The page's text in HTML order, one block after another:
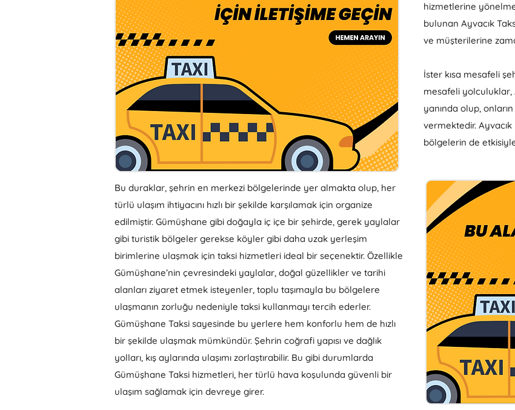
Bu duraklar, şehrin en merkezi bölgelerinde yer almakta olup, her
türlü ulaşım ihtiyacını hızlı bir şekilde karşılamak için organize
edilmiştir. Gümüşhane gibi doğayla iç içe bir şehirde, gerek yaylalar
gibi turistik bölgeler gerekse köyler gibi daha uzak yerleşim
birimlerine ulaşmak için taksi hizmetleri ideal bir seçenektir. Özellikle
Gümüşhane’nin çevresindeki yaylalar, doğal güzellikler ve tarihi
alanları ziyaret etmek isteyenler, toplu taşımayla bu bölgelere
ulaşmanın zorluğu nedeniyle taksi kullanmayı tercih ederler.
Gümüşhane Taksi sayesinde bu yerlere hem konforlu hem de hızlı
bir şekilde ulaşmak mümkündür. Şehrin coğrafi yapısı ve dağlık
yolları, kış aylarında ulaşımı zorlaştırabilir. Bu gibi durumlarda
Gümüşhane Taksi hizmetleri, her türlü hava koşulunda güvenli bir
ulaşım sağlamak için devreye girer.
hizmetlerine
bulunan Ayvacık
ve müşterilerine
İster kısa mesafeli
mesafeli yolculuklar,
yanında olup,
vermektedir.
bölgelerin de